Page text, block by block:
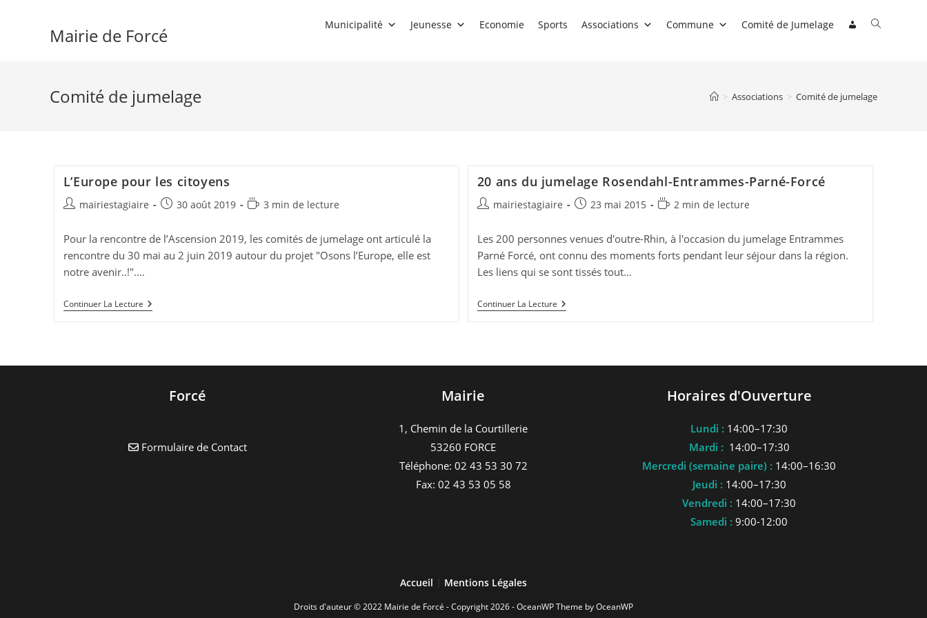
Mairie de Forcé Municipalité Jeunesse Economie Sports Associations Commune Comité de Jumelage Toggle
Comité de jumelage > Associations > Comité de jumelage
L’Europe pour les citoyens
Auteur/autrice
la
publication :
mairiestagiaire
Publication
30 août 2019
Temps
lecture :
3 min de lecture
Pour la rencontre de l’Ascension 2019, les comités de jumelage ont articulé la
rencontre du 30 mai au 2 juin 2019 autour du projet "Osons l’Europe, elle est
notre avenir..!".…
Continuer La LectureL’Europe
Pour
20 ans du jumelage Rosendahl-Entrammes-Parné-Forcé
Auteur/autrice
la
publication :
mairiestagiaire
Publication
23 mai 2015
Temps
lecture :
2 min de lecture
Les 200 personnes venues d'outre-Rhin, à l'occasion du jumelage Entrammes
Parné Forcé, ont connu des moments forts pendant leur séjour dans la région.
Les liens qui se sont tissés tout…
Continuer La Lecture20
Ans
Parné-
Forcé
Formulaire de Contact
Mairie
1, Chemin de la Courtillerie
53260 FORCE
Téléphone: 02 43 53 30 72
Fax: 02 43 53 05 58
Horaires d'Ouverture
Lundi : 14:00–17:30
Mardi : 14:00–17:30
Mercredi (semaine paire) : 14:00–16:30
Jeudi : 14:00–17:30
Vendredi : 14:00–17:30
Samedi : 9:00-12:00
Accueil Mentions Légales
Droits d'auteur © 2022 Mairie de Forcé - Copyright 2026 - OceanWP Theme by OceanWP